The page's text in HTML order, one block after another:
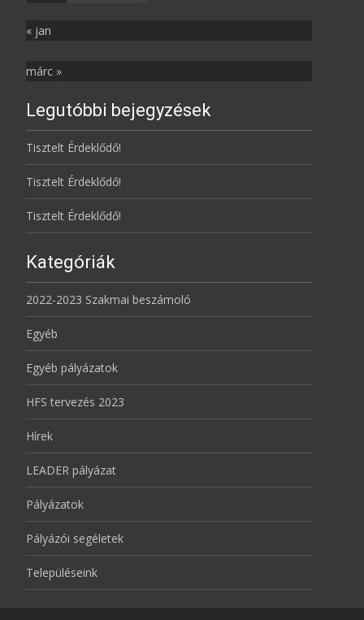
« jan
márc »
Legutóbbi bejegyzések
Tisztelt Érdeklődő!
Tisztelt Érdeklődő!
Tisztelt Érdeklődő!
Kategóriák
2022-2023 Szakmai beszámoló
Egyéb
Egyéb pályázatok
HFS tervezés 2023
Hírek
LEADER pályázat
Pályázatok
Pályázói segéletek
Településeink